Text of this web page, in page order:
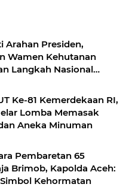
Arahan Presiden,
Wamen Kehutanan
Langkah Nasional
Ke-81 Kemerdekaan RI,
Lomba Memasak
Aneka Minuman
Pembaretan 65
Brimob, Kapolda Aceh:
Kehormatan